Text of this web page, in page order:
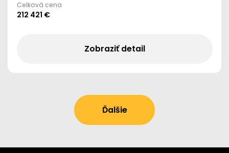
Celková cena
212 421 €
Zobraziť detail
Ďalšie